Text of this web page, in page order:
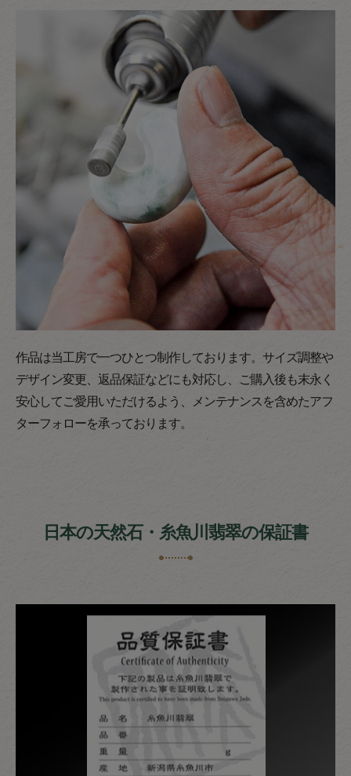
作品は当工房で一つひとつ制作しております。サイズ調整や
デザイン変更、返品保証などにも対応し、ご購入後も末永く
安心してご愛用いただけるよう、メンテナンスを含めたアフ
ターフォローを承っております。
日本の天然石・糸魚川翡翠の保証書